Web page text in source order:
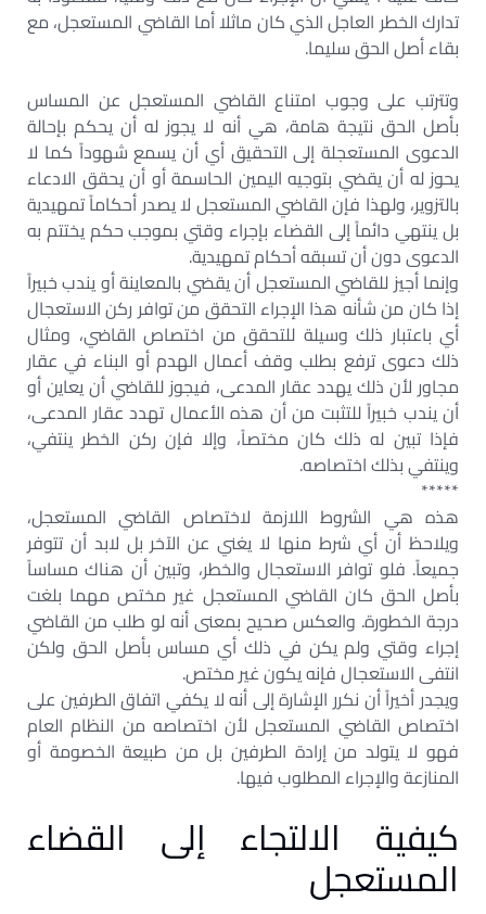
تدارك الخطر العاجل الذي كان ماثلا أما القاضي المستعجل، مع
بقاء أصل الحق سليما.
وتترتب على وجوب امتناع القاضي المستعجل عن المساس
بأصل الحق نتيجة هامة، هي أنه لا يجوز له أن يحكم بإحالة
الدعوى المستعجلة إلى التحقيق أي أن يسمع شهوداً كما لا
يحوز له أن يقضي بتوجيه اليمين الحاسمة أو أن يحقق الادعاء
بالتزوير، ولهذا فإن القاضي المستعجل لا يصدر أحكاماً تمهيدية
بل ينتهي دائماً إلى القضاء بإجراء وقتي بموجب حكم يختتم به
الدعوى دون أن تسبقه أحكام تمهيدية.
وإنما أجيز للقاضي المستعجل أن يقضي بالمعاينة أو يندب خبيراً
إذا كان من شأنه هذا الإجراء التحقق من توافر ركن الاستعجال
أي باعتبار ذلك وسيلة للتحقق من اختصاص القاضي، ومثال
ذلك دعوى ترفع بطلب وقف أعمال الهدم أو البناء في عقار
مجاور لأن ذلك يهدد عقار المدعى، فيجوز للقاضي أن يعاين أو
أن يندب خبيراً للتثبت من أن هذه الأعمال تهدد عقار المدعى،
فإذا تبين له ذلك كان مختصاً، وإلا فإن ركن الخطر ينتفي،
وينتفي بذلك اختصاصه.
*****
هذه هي الشروط اللازمة لاختصاص القاضي المستعجل،
ويلاحظ أن أي شرط منها لا يغني عن الآخر بل لابد أن تتوفر
جميعاً. فلو توافر الاستعجال والخطر، وتبين أن هناك مساساً
بأصل الحق كان القاضي المستعجل غير مختص مهما بلغت
درجة الخطورة. والعكس صحيح بمعنى أنه لو طلب من القاضي
إجراء وقتي ولم يكن في ذلك أي مساس بأصل الحق ولكن
انتفى الاستعجال فإنه يكون غير مختص.
ويجدر أخيراً أن نكرر الإشارة إلى أنه لا يكفي اتفاق الطرفين على
اختصاص القاضي المستعجل لأن اختصاصه من النظام العام
فهو لا يتولد من إرادة الطرفين بل من طبيعة الخصومة أو
المنازعة والإجراء المطلوب فيها.
كيفية الالتجاء إلى القضاء
المستعجل